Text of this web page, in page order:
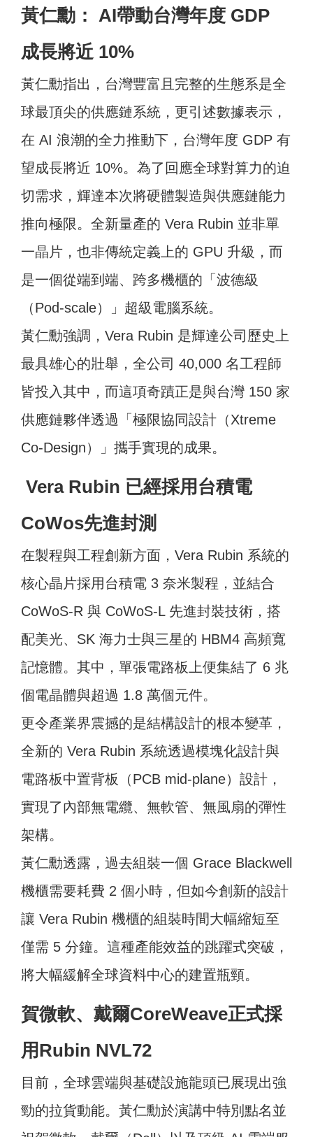
黃仁勳： AI帶動台灣年度 GDP
成長將近 10%
黃仁勳指出，台灣豐富且完整的生態系是全
球最頂尖的供應鏈系統，更引述數據表示，
在 AI 浪潮的全力推動下，台灣年度 GDP 有
望成長將近 10%。為了回應全球對算力的迫
切需求，輝達本次將硬體製造與供應鏈能力
推向極限。全新量產的 Vera Rubin 並非單
一晶片，也非傳統定義上的 GPU 升級，而
是一個從端到端、跨多機櫃的「波德級
（Pod-scale）」超級電腦系統。
黃仁勳強調，Vera Rubin 是輝達公司歷史上
最具雄心的壯舉，全公司 40,000 名工程師
皆投入其中，而這項奇蹟正是與台灣 150 家
供應鏈夥伴透過「極限協同設計（Xtreme
Co-Design）」攜手實現的成果。
Vera Rubin 已經採用台積電
CoWos先進封測
在製程與工程創新方面，Vera Rubin 系統的
核心晶片採用台積電 3 奈米製程，並結合
CoWoS-R 與 CoWoS-L 先進封裝技術，搭
配美光、SK 海力士與三星的 HBM4 高頻寬
記憶體。其中，單張電路板上便集結了 6 兆
個電晶體與超過 1.8 萬個元件。
更令產業界震撼的是結構設計的根本變革，
全新的 Vera Rubin 系統透過模塊化設計與
電路板中置背板（PCB mid-plane）設計，
實現了內部無電纜、無軟管、無風扇的彈性
架構。
黃仁勳透露，過去組裝一個 Grace Blackwell
機櫃需要耗費 2 個小時，但如今創新的設計
讓 Vera Rubin 機櫃的組裝時間大幅縮短至
僅需 5 分鐘。這種產能效益的跳躍式突破，
將大幅緩解全球資料中心的建置瓶頸。
賀微軟、戴爾CoreWeave正式採
用Rubin NVL72
目前，全球雲端與基礎設施龍頭已展現出強
勁的拉貨動能。黃仁勳於演講中特別點名並